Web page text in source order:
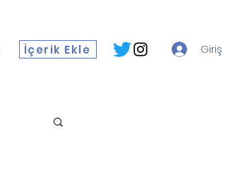
İçerik Ekle Giriş